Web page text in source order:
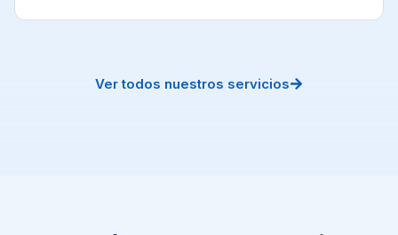
Ver todos nuestros servicios